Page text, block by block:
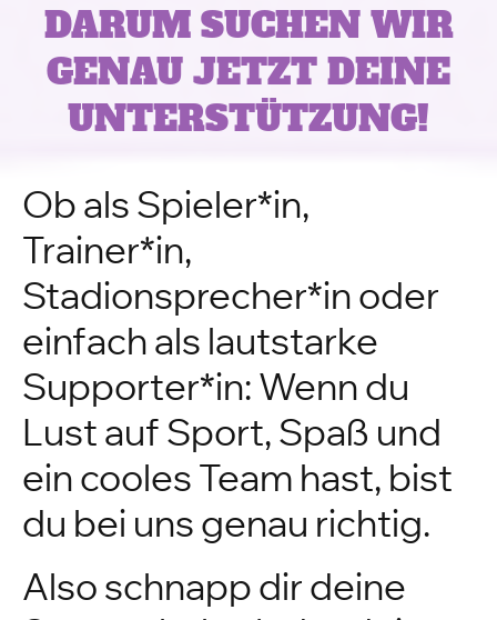
DARUM SUCHEN WIR
GENAU JETZT DEINE
UNTERSTÜTZUNG!
Ob als Spieler*in,
Trainer*in,
Stadionsprecher*in oder
einfach als lautstarke
Supporter*in: Wenn du
Lust auf Sport, Spaß und
ein cooles Team hast, bist
du bei uns genau richtig.
Also schnapp dir deine